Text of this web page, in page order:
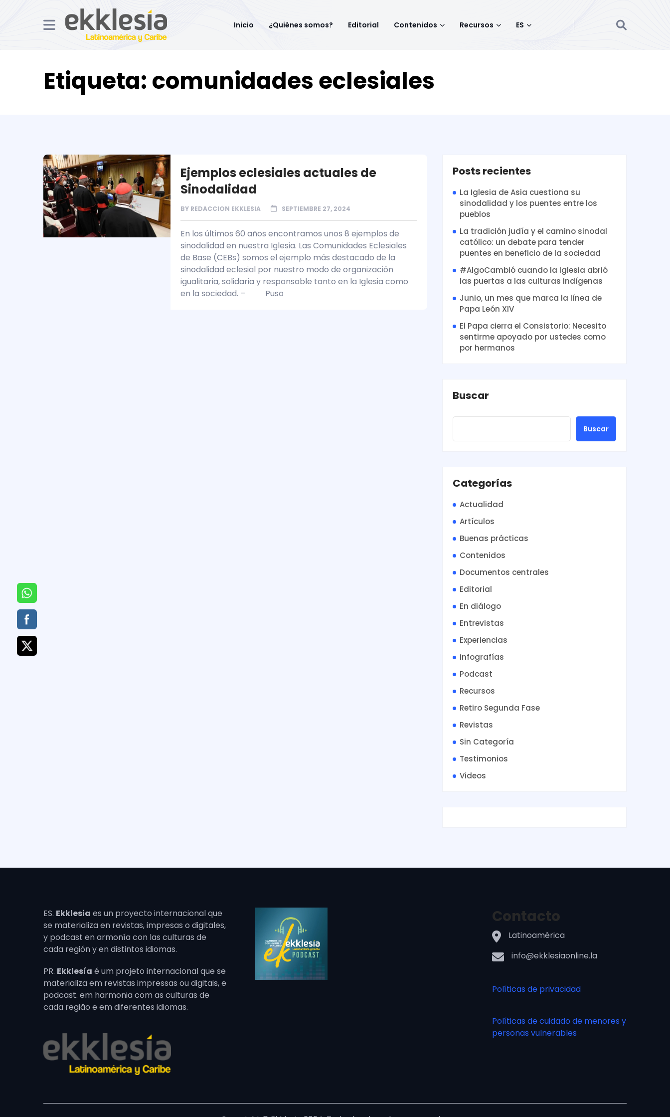
Inicio ¿Quiénes somos? Editorial Contenidos Recursos ES
Etiqueta: comunidades eclesiales
Ejemplos eclesiales actuales de
Sinodalidad
BY REDACCION EKKLESIA SEPTIEMBRE 27, 2024
En los últimos 60 años encontramos unos 8 ejemplos de
sinodalidad en nuestra Iglesia. Las Comunidades Eclesiales
de Base (CEBs) somos el ejemplo más destacado de la
sinodalidad eclesial por nuestro modo de organización
igualitaria, solidaria y responsable tanto en la Iglesia como
en la sociedad. – Puso
Posts recientes
La Iglesia de Asia cuestiona su
sinodalidad y los puentes entre los
pueblos
La tradición judía y el camino sinodal
católico: un debate para tender
puentes en beneficio de la sociedad
#AlgoCambió cuando la Iglesia abrió
las puertas a las culturas indígenas
Junio, un mes que marca la línea de
Papa León XIV
El Papa cierra el Consistorio: Necesito
sentirme apoyado por ustedes como
por hermanos
Buscar
Buscar
Categorías
Actualidad
Artículos
Buenas prácticas
Contenidos
Documentos centrales
Editorial
En diálogo
Entrevistas
Experiencias
infografías
Podcast
Recursos
Retiro Segunda Fase
Revistas
Sin Categoría
Testimonios
Videos
ES. Ekklesia es un proyecto internacional que
se materializa en revistas, impresas o digitales,
y podcast en armonía con las culturas de
cada región y en distintos idiomas.
PR. Ekklesía é um projeto internacional que se
materializa em revistas impressas ou digitais, e
podcast. em harmonia com as culturas de
cada região e em diferentes idiomas.
Contacto
Latinoamérica
info@ekklesiaonline.la
Políticas de privacidad
Políticas de cuidado de menores y
personas vulnerables